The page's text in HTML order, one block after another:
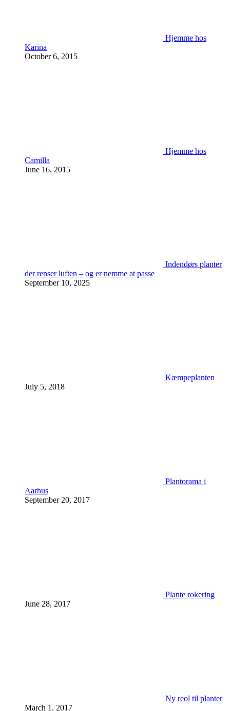
Hjemme hos
Karina
October 6, 2015
Hjemme hos
Camilla
June 16, 2015
Indendørs planter
der renser luften – og er nemme at passe
September 10, 2025
Kæmpeplanten
July 5, 2018
Plantorama i
Aarhus
September 20, 2017
Plante rokering
June 28, 2017
Ny reol til planter
March 1, 2017